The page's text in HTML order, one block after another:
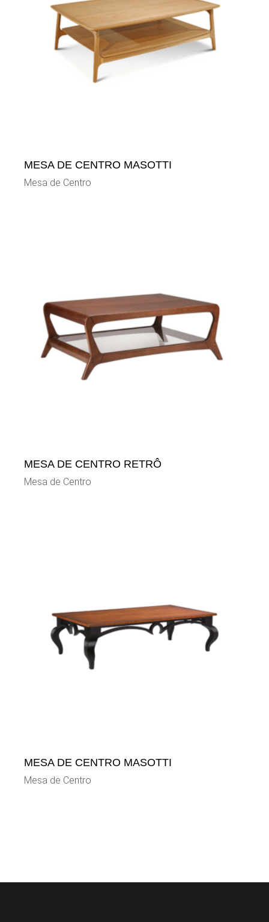
MESA DE CENTRO MASOTTI
Mesa de Centro
MESA DE CENTRO RETRÔ
Mesa de Centro
MESA DE CENTRO MASOTTI
Mesa de Centro